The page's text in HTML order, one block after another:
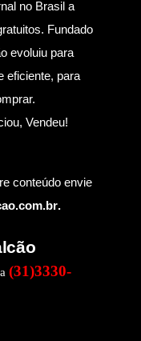
no Brasil a
Fundado
evoluiu para
eficiente, para
Vendeu!
conteúdo envie
.
(31)3330-